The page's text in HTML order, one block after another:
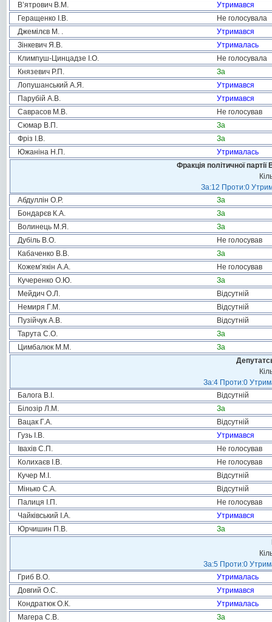
В’ятрович В.М.
Утримався
Геращенко І.В.
Не голосувала
Джемілєв М. .
Утримався
Зінкевич Я.В.
Утрималась
Климпуш-Цинцадзе І.О.
Не голосувала
Князевич Р.П.
За
Лопушанський А.Я.
Утримався
Парубій А.В.
Утримався
Саврасов М.В.
Не голосував
Сюмар В.П.
За
Фріз І.В.
За
Южаніна Н.П.
Утрималась
Фракція політичної
За:12 Проти:0
Абдуллін О.Р.
За
Бондарєв К.А.
За
Волинець М.Я.
За
Дубіль В.О.
Не голосував
Кабаченко В.В.
За
Кожем’якін А.А.
Не голосував
Кучеренко О.Ю.
За
Мейдич О.Л.
Відсутній
Немиря Г.М.
Відсутній
Пузійчук А.В.
Відсутній
Тарута С.О.
За
Цимбалюк М.М.
За
За:4 Проти:0
Балога В.І.
Відсутній
Білозір Л.М.
За
Вацак Г.А.
Відсутній
Гузь І.В.
Утримався
Івахів С.П.
Не голосував
Колихаєв І.В.
Не голосував
Кучер М.І.
Відсутній
Мінько С.А.
Відсутній
Палиця І.П.
Не голосував
Чайківський І.А.
Утримався
Юрчишин П.В.
За
За:5 Проти:0
Гриб В.О.
Утрималась
Довгий О.С.
Утримався
Кондратюк О.К.
Утрималась
Магера С.В.
За